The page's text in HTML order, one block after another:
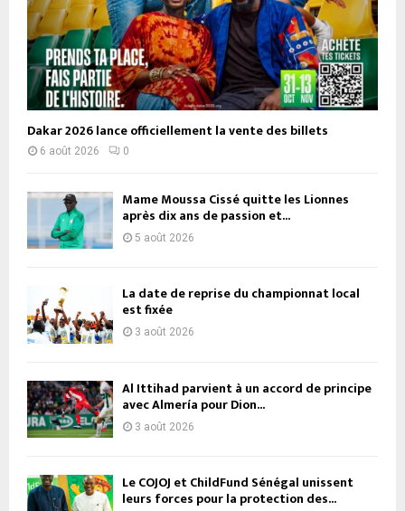
Dakar 2026 lance officiellement la vente des billets
6 août 2026 0
Mame Moussa Cissé quitte les Lionnes
après dix ans de passion et...
5 août 2026
La date de reprise du championnat local
est fixée
3 août 2026
Al Ittihad parvient à un accord de principe
avec Almería pour Dion...
3 août 2026
Le COJOJ et ChildFund Sénégal unissent
leurs forces pour la protection des...